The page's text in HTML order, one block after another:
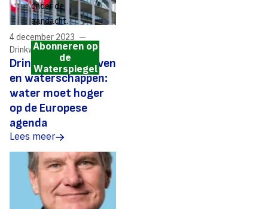
Drinkwaterbedrijven
en waterschappen:
water moet hoger
op de Europese
agenda
4 december 2023
Drinkwaterbronnen
Lees meer
onder de
aandacht.
Abonneren op
de
Waterspiegel